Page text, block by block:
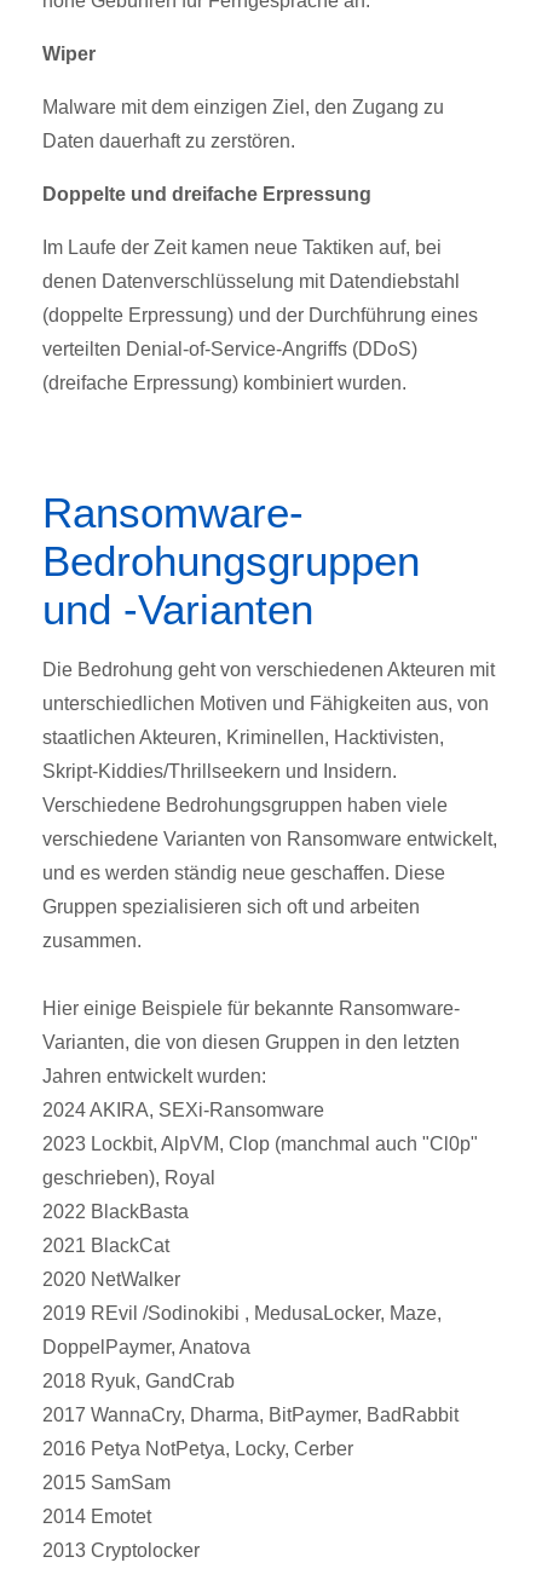
Wiper
Malware mit dem einzigen Ziel, den Zugang zu
Daten dauerhaft zu zerstören.
Doppelte und dreifache Erpressung
Im Laufe der Zeit kamen neue Taktiken auf, bei
denen Datenverschlüsselung mit Datendiebstahl
(doppelte Erpressung) und der Durchführung eines
verteilten Denial-of-Service-Angriffs (DDoS)
(dreifache Erpressung) kombiniert wurden.
Ransomware-
Bedrohungsgruppen
und -Varianten
Die Bedrohung geht von verschiedenen Akteuren mit
unterschiedlichen Motiven und Fähigkeiten aus, von
staatlichen Akteuren, Kriminellen, Hacktivisten,
Skript-Kiddies/Thrillseekern und Insidern.
Verschiedene Bedrohungsgruppen haben viele
verschiedene Varianten von Ransomware entwickelt,
und es werden ständig neue geschaffen. Diese
Gruppen spezialisieren sich oft und arbeiten
zusammen.
Hier einige Beispiele für bekannte Ransomware-
Varianten, die von diesen Gruppen in den letzten
Jahren entwickelt wurden:
2024 AKIRA, SEXi-Ransomware
2023 Lockbit, AlpVM, Clop (manchmal auch "Cl0p"
geschrieben), Royal
2022 BlackBasta
2021 BlackCat
2020 NetWalker
2019 REvil /Sodinokibi , MedusaLocker, Maze,
DoppelPaymer, Anatova
2018 Ryuk, GandCrab
2017 WannaCry, Dharma, BitPaymer, BadRabbit
2016 Petya NotPetya, Locky, Cerber
2015 SamSam
2014 Emotet
2013 Cryptolocker